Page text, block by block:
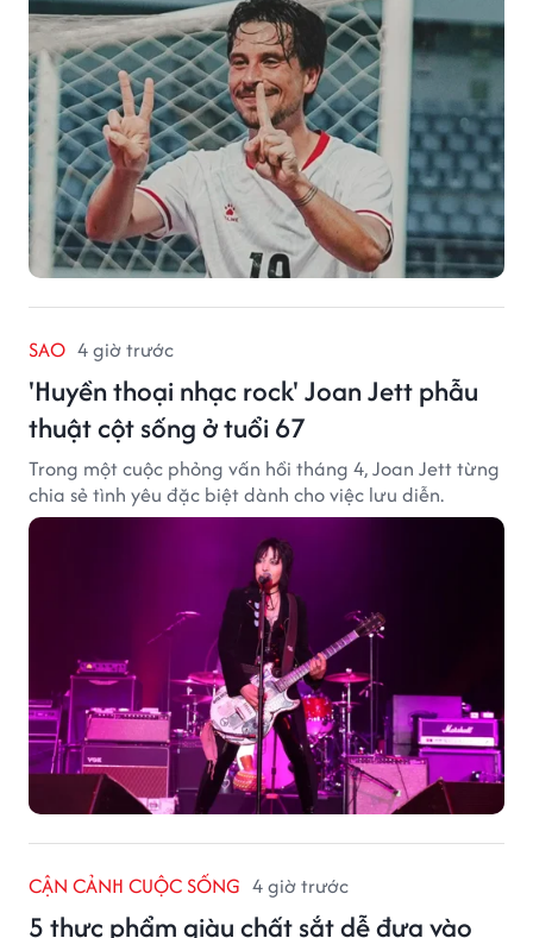
SAO 4 giờ trước
'Huyền thoại nhạc rock' Joan Jett phẫu
thuật cột sống ở tuổi 67
Trong một cuộc phỏng vấn hồi tháng 4, Joan Jett từng
chia sẻ tình yêu đặc biệt dành cho việc lưu diễn.
CẬN CẢNH CUỘC SỐNG 4 giờ trước
5 thực phẩm giàu chất sắt dễ đưa vào